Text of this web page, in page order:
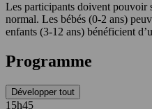
Les participants doivent pouvoir
normal. Les bébés (0-2 ans)
enfants (3-12 ans) bénéficient
Programme
Développer tout
15h45